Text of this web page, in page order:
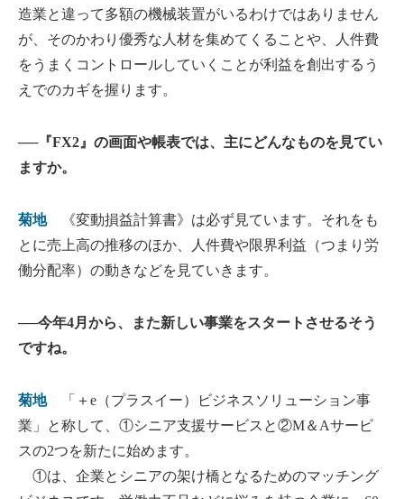
造業と違って多額の機械装置がいるわけではありません
が、そのかわり優秀な人材を集めてくることや、人件費
をうまくコントロールしていくことが利益を創出するう
えでのカギを握ります。
──『FX2』の画面や帳表では、主にどんなものを見てい
ますか。
菊地《変動損益計算書》は必ず見ています。それをも
とに売上高の推移のほか、人件費や限界利益（つまり労
働分配率）の動きなどを見ていきます。
──今年4月から、また新しい事業をスタートさせるそう
ですね。
菊地「＋e（プラスイー）ビジネスソリューション事
業」と称して、①シニア支援サービスと②M＆Aサービ
スの2つを新たに始めます。
①は、企業とシニアの架け橋となるためのマッチング